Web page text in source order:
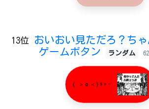
13位
おいおい見ただろ？ち
ゲームボタン
ランダム
( ＞o＜)ｷｬｰ